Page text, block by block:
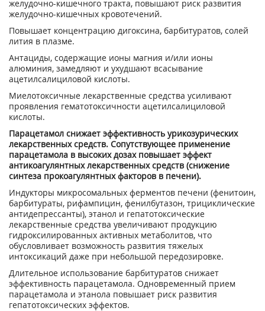
желудочно-кишечного тракта, повышают риск развития
желудочно-кишечных кровотечений.
Повышает концентрацию дигоксина, барбитуратов, солей
лития в плазме.
Антациды, содержащие ионы магния и/или ионы
алюминия, замедляют и ухудшают всасывание
ацетилсалициловой кислоты.
Миелотоксичные лекарственные средства усиливают
проявления гематотоксичности ацетилсалициловой
кислоты.
Парацетамол снижает эффективность урикозурических
лекарственных средств. Сопутствующее применение
парацетамола в высоких дозах повышает эффект
антикоагулянтных лекарственных средств (снижение
синтеза прокоагулянтных факторов в печени).
Индукторы микросомальных ферментов печени (фенитоин,
барбитураты, рифампицин, фенилбутазон, трициклические
антидепрессанты), этанол и гепатотоксические
лекарственные средства увеличивают продукцию
гидроксилированных активных метаболитов, что
обусловливает возможность развития тяжелых
интоксикаций даже при небольшой передозировке.
Длительное использование барбитуратов снижает
эффективность парацетамола. Одновременный прием
парацетамола и этанола повышает риск развития
гепатотоксических эффектов.